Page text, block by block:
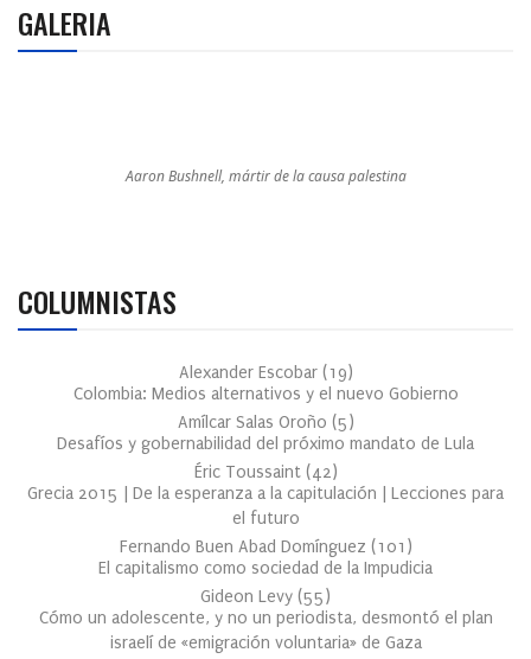
GALERIA
Aaron Bushnell, mártir de la causa palestina
COLUMNISTAS
Alexander Escobar (19)
Colombia: Medios alternativos y el nuevo Gobierno
Amílcar Salas Oroño (5)
Desafíos y gobernabilidad del próximo mandato de Lula
Éric Toussaint (42)
Grecia 2015 | De la esperanza a la capitulación | Lecciones para
el futuro
Fernando Buen Abad Domínguez (101 )
El capitalismo como sociedad de la Impudicia
Gideon Levy (55)
Cómo un adolescente, y no un periodista, desmontó el plan
israelí de «emigración voluntaria» de Gaza